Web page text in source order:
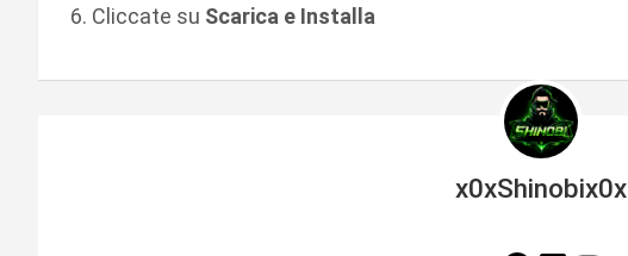
Cliccate su Scarica e Installa
x0xShinobix0x